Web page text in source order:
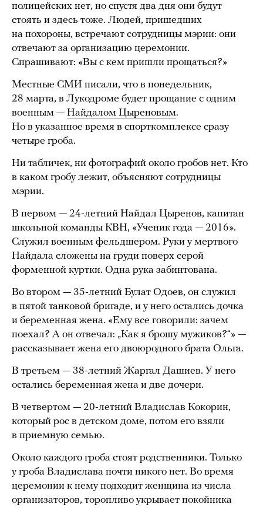
полицейских нет, но спустя два дня они будут
стоять и здесь тоже. Людей, пришедших
на похороны, встречают сотрудницы мэрии: они
отвечают за организацию церемонии.
Спрашивают: «Вы с кем пришли прощаться?»
Местные СМИ писали, что в понедельник,
28 марта, в Лукодроме будет прощание с одним
военным — Найдалом Цыреновым.
Но в указанное время в спорткомплексе сразу
четыре гроба.
Ни табличек, ни фотографий около гробов нет. Кто
в каком гробу лежит, объясняют сотрудницы
мэрии.
В первом — 24-летний Найдал Цыренов, капитан
школьной команды КВН, «Ученик года — 2016».
Служил военным фельдшером. Руки у мертвого
Найдала сложены на груди поверх серой
форменной куртки. Одна рука забинтована.
Во втором — 35-летний Булат Одоев, он служил
в пятой танковой бригаде, и у него остались дочка
и беременная жена. «Ему все говорили: зачем
поехал? А он отвечал: „Как я брошу мужиков?“» —
рассказывает жена его двоюродного брата Ольга.
В третьем — 38-летний Жаргал Дашиев. У него
остались беременная жена и две дочери.
В четвертом — 20-летний Владислав Кокорин,
который рос в детском доме, потом его взяли
в приемную семью.
Около каждого гроба стоят родственники. Только
у гроба Владислава почти никого нет. Во время
церемонии к нему подходит женщина из числа
организаторов, торопливо укрывает покойника